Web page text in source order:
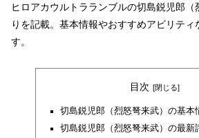
ヒロアカウルトラランブルの切島鋭児郎（
りを記載。基本情報やおすすめアビリティ
す。
目次
切島鋭児郎（烈怒弩来武）の基本
切島鋭児郎（烈怒弩来武）の最新